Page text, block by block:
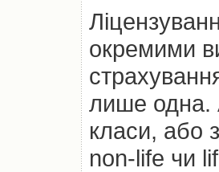
окремими
лише одна.
класи, або
non-life чи